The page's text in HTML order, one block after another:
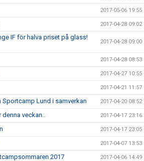
2017-05-06 19:55
2017-04-28 09:02
IF för halva priset på glass!
2017-04-28 09:00
2017-04-28 08:53
2017-04-27 10:55
2017-04-21 11:57
Lund i samverkan 2017-04-20 08:52
veckan.. 2017-04-17 23:16
2017-04-17 23:05
2017-04-07 13:53
2017 2017-04-06 14:49